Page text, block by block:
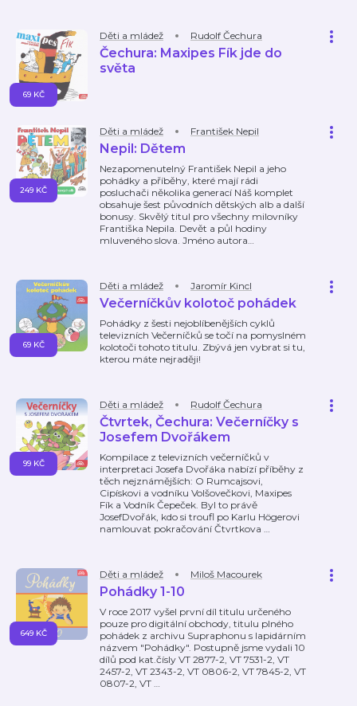
Děti a mládež Rudolf Čechura
Čechura: Maxipes Fík jde do
světa
69 KČ
Děti a mládež František Nepil
Nepil: Dětem
Nezapomenutelný František Nepil a jeho
pohádky a příběhy, které mají rádi
posluchači několika generací Náš komplet
obsahuje šest původních dětských alb a další
bonusy. Skvělý titul pro všechny milovníky
Františka Nepila. Devět a půl hodiny
mluveného slova. Jméno autora…
249 KČ
Děti a mládež Jaromír Kincl
Večerníčkův kolotoč pohádek
Pohádky z šesti nejoblíbenějších cyklů
televizních Večerníčků se točí na pomyslném
kolotoči tohoto titulu. Zbývá jen vybrat si tu,
kterou máte nejraději!
69 KČ
Děti a mládež Rudolf Čechura
Čtvrtek, Čechura: Večerníčky s
Josefem Dvořákem
Kompilace z televizních večerníčků v
interpretaci Josefa Dvořáka nabízí příběhy z
těch nejznámějších: O Rumcajsovi,
Cipískovi a vodníku Volšovečkovi, Maxipes
Fík a Vodník Čepeček. Byl to právě
JosefDvořák, kdo si troufl po Karlu Högerovi
namlouvat pokračování Čtvrtkova …
99 KČ
Děti a mládež Miloš Macourek
Pohádky 1-10
V roce 2017 vyšel první díl titulu určeného
pouze pro digitální obchody, titulu plného
pohádek z archivu Supraphonu s lapidárním
názvem "Pohádky". Postupně jsme vydali 10
dílů pod kat.čísly VT 2877-2, VT 7531-2, VT
2457-2, VT 2343-2, VT 0806-2, VT 7845-2, VT
0807-2, VT …
649 KČ